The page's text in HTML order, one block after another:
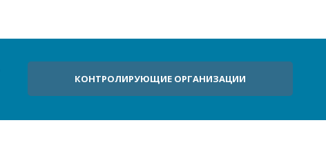
КОНТРОЛИРУЮЩИЕ ОРГАНИЗАЦИИ